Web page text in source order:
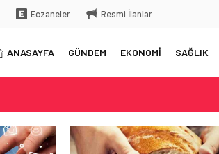
Eczaneler Resmi İlanlar
ANASAYFA GÜNDEM EKONOMİ SAĞLIK